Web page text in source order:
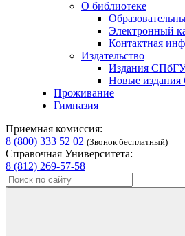
О библиотеке
Электронный
Контактная
Издательство
Издания
Новые
Проживание
Гимназия
Приемная комиссия:
8 (800) 333 52 02 (Звонок бесплатный)
Справочная Университета:
8 (812) 269-57-58